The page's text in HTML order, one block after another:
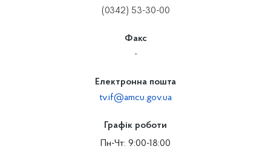
(0342) 53-30-00
Факс
-
Електронна пошта
tv.if@amcu.gov.ua
Графік роботи
Пн-Чт: 9:00-18:00